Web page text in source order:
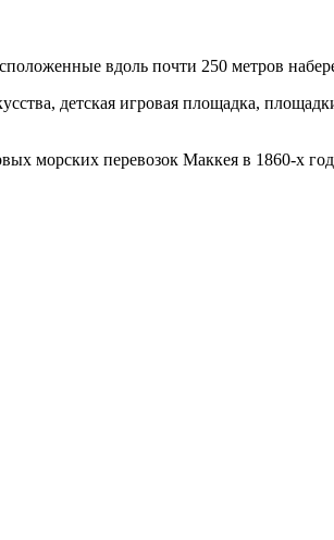
вдоль почти 250 метров
детская игровая площадка,
морских перевозок Маккея в 1860-х